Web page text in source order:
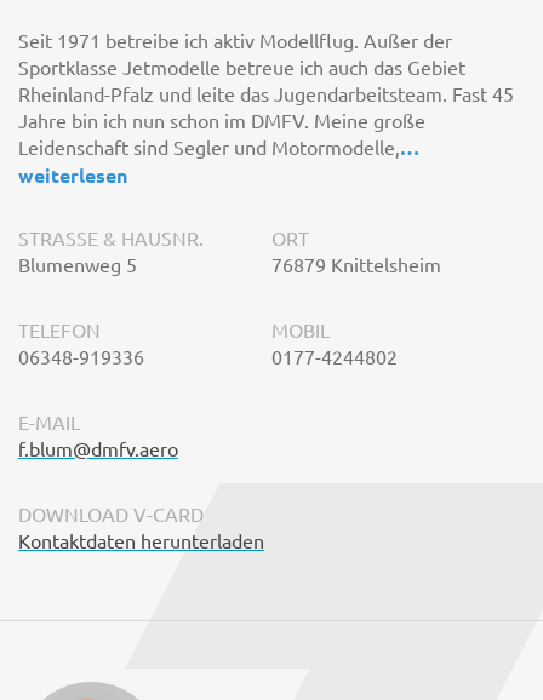
Seit 1971 betreibe ich aktiv Modellflug. Außer der
Sportklasse Jetmodelle betreue ich auch das Gebiet
Rheinland-Pfalz und leite das Jugendarbeitsteam. Fast 45
Jahre bin ich nun schon im DMFV. Meine große
Leidenschaft sind Segler und Motormodelle, …
weiterlesen
STRASSE & HAUSNR.
Blumenweg 5
ORT
76879 Knittelsheim
TELEFON
06348-919336
MOBIL
0177-4244802
E-MAIL
f.blum@dmfv.aero
DOWNLOAD V-CARD
Kontaktdaten herunterladen